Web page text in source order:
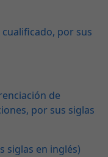
por sus
de
por sus siglas
siglas en inglés)